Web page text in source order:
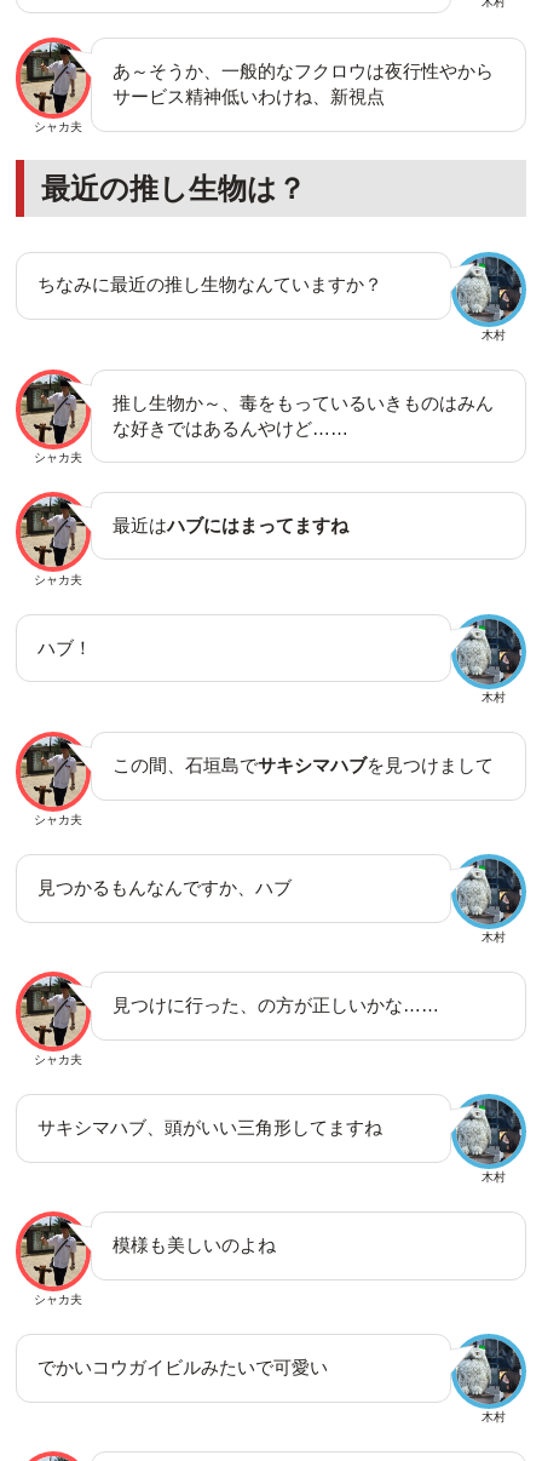
シャカ夫
あ～そうか、一般的なフクロウは夜行性やから
サービス精神低いわけね、新視点
最近の推し生物は？
木村
ちなみに最近の推し生物なんていますか？
シャカ夫
推し生物か～、毒をもっているいきものはみん
な好きではあるんやけど……
シャカ夫
最近はハブにはまってますね
木村
ハブ！
シャカ夫
この間、石垣島でサキシマハブを見つけまして
木村
見つかるもんなんですか、ハブ
シャカ夫
見つけに行った、の方が正しいかな……
木村
サキシマハブ、頭がいい三角形してますね
シャカ夫
模様も美しいのよね
木村
でかいコウガイビルみたいで可愛い